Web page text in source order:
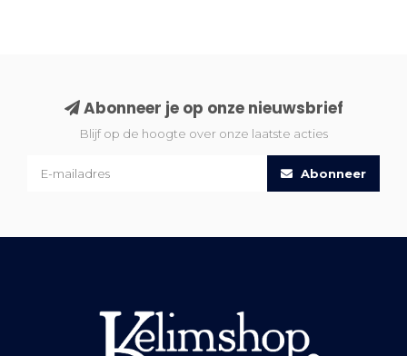
Abonneer je op onze nieuwsbrief
Blijf op de hoogte over onze laatste acties
Abonneer